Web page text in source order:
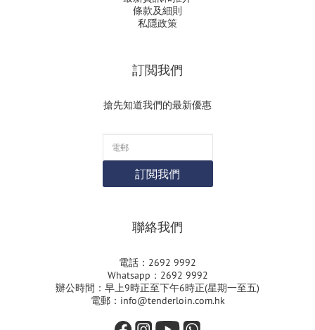
條款及細則
私隱政策
訂閲我們
搶先知道我們的最新優惠
訂閲我們
聯絡我們
電話：2692 9992
Whatsapp：2692 9992
辦公時間：早上9時正至下午6時正(星期一至五)
電郵：info@tenderloin.com.hk